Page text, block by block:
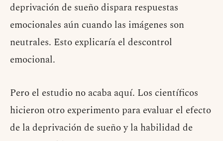
deprivación de sueño dispara respuestas
emocionales aún cuando las imágenes son
neutrales. Esto explicaría el descontrol
emocional.
Pero el estudio no acaba aquí. Los científicos
hicieron otro experimento para evaluar el efecto
de la deprivación de sueño y la habilidad de